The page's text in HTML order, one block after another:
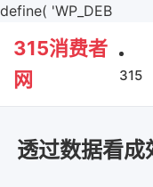
define( 'WP_DEB
315消费者
网
315
透过数据看成